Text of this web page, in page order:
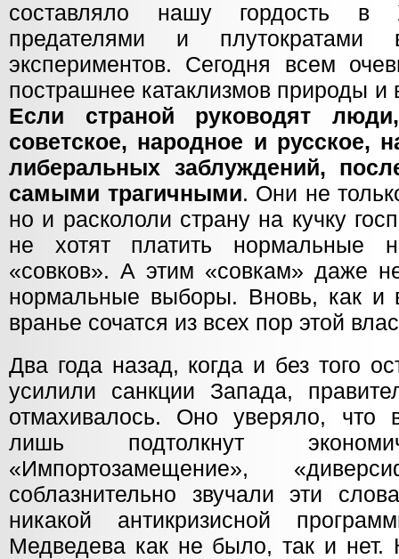
составляло нашу гордость
предателями и
экспериментов. Сегодня всем
пострашнее катаклизмов природы и
Если страной руководят
советское, народное и русское,
либеральных заблуждений,
самыми трагичными. Они не
но и раскололи страну на кучку
не хотят платить нормальные
«совков». А этим «совкам» даже
нормальные выборы. Вновь, как и
вранье сочатся из всех пор этой
Два года назад, когда и без того
усилили санкции Запада,
отмахивалось. Оно уверяло, что
лишь подтолкнут
«Импортозамещение»,
соблазнительно звучали эти
никакой антикризисной
Медведева как не было, так и нет.